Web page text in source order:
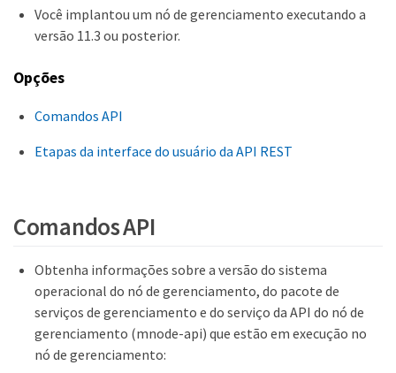
Você implantou um nó de gerenciamento executando a
versão 11.3 ou posterior.
Opções
Comandos API
Etapas da interface do usuário da API REST
Comandos API
Obtenha informações sobre a versão do sistema
operacional do nó de gerenciamento, do pacote de
serviços de gerenciamento e do serviço da API do nó de
gerenciamento (mnode-api) que estão em execução no
nó de gerenciamento: